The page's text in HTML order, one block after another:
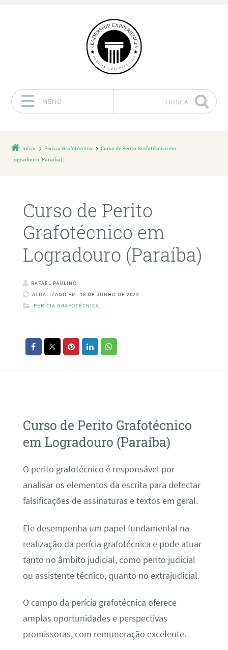
MENU BUSCA
Início Perícia Grafotécnica
Curso de Perito Grafotécnico em
Logradouro (Paraíba)
Curso de Perito
Grafotécnico em
Logradouro (Paraíba)
RAFAEL PAULINO
ATUALIZADO EM: 18 DE JUNHO DE 2023
PERÍCIA GRAFOTÉCNICA
Curso de Perito Grafotécnico
em Logradouro (Paraíba)
O perito grafotécnico é responsável por
analisar os elementos da escrita para detectar
falsificações de assinaturas e textos em geral.
Ele desempenha um papel fundamental na
realização da perícia grafotécnica e pode atuar
tanto no âmbito judicial, como perito judicial
ou assistente técnico, quanto no extrajudicial.
O campo da perícia grafotécnica oferece
amplas oportunidades e perspectivas
promissoras, com remuneração excelente.